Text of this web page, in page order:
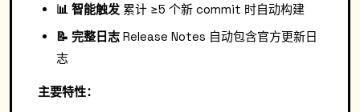
📊 智能触发累计 ≥5 个新 commit 时自动构建
📝 完整日志Release Notes 自动包含官方更新日
志
主要特性：